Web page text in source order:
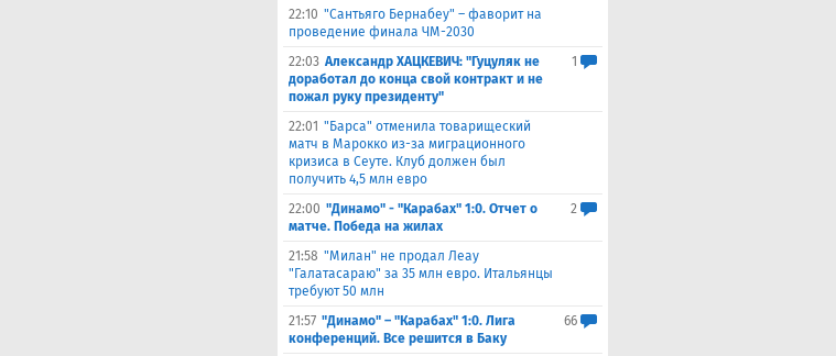
22:10 "Сантьяго Бернабеу" – фаворит на
проведение финала ЧМ-2030
22:03 Александр ХАЦКЕВИЧ: "Гуцуляк не
доработал до конца свой контракт и не
пожал руку президенту"
1
22:01 "Барса" отменила товарищеский
матч в Марокко из-за миграционного
кризиса в Сеуте. Клуб должен был
получить 4,5 млн евро
22:00 "Динамо" - "Карабах" 1:0. Отчет о
матче. Победа на жилах
2
21:58 "Милан" не продал Леау
"Галатасараю" за 35 млн евро. Итальянцы
требуют 50 млн
21:57 "Динамо" – "Карабах" 1:0. Лига
конференций. Все решится в Баку
66